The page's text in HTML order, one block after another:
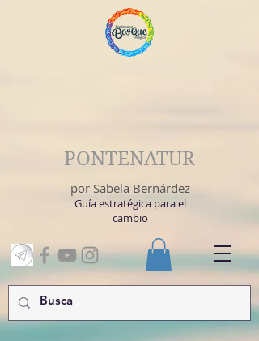
PONTENATUR
por Sabela Bernárdez
Guía estratégica para el
cambio